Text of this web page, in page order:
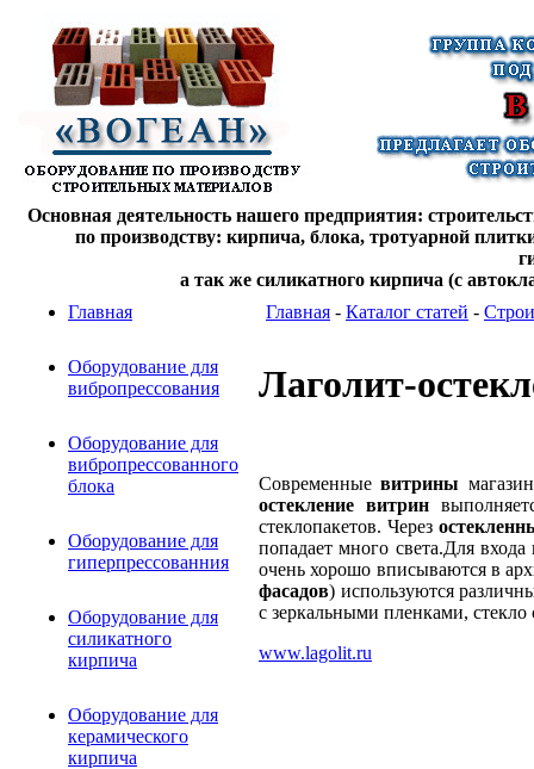
Основная деятельность нашего предприятия:
по производству: кирпича, блока, тротуарной
а так же силикатного кирпича (с
Главная
Оборудование для
вибропрессования
Оборудование для
вибропрессованного
блока
Оборудование для
гиперпрессованния
Оборудование для
силикатного
кирпича
Оборудование для
керамического
кирпича
Главная - Каталог статей -
Лаголит-
Современныевитрины
остекление витрин
стеклопакетов. Через
попадает много света.Для
очень хорошо вписываются в
фасадов) используются
с зеркальными пленками,
www.lagolit.ru